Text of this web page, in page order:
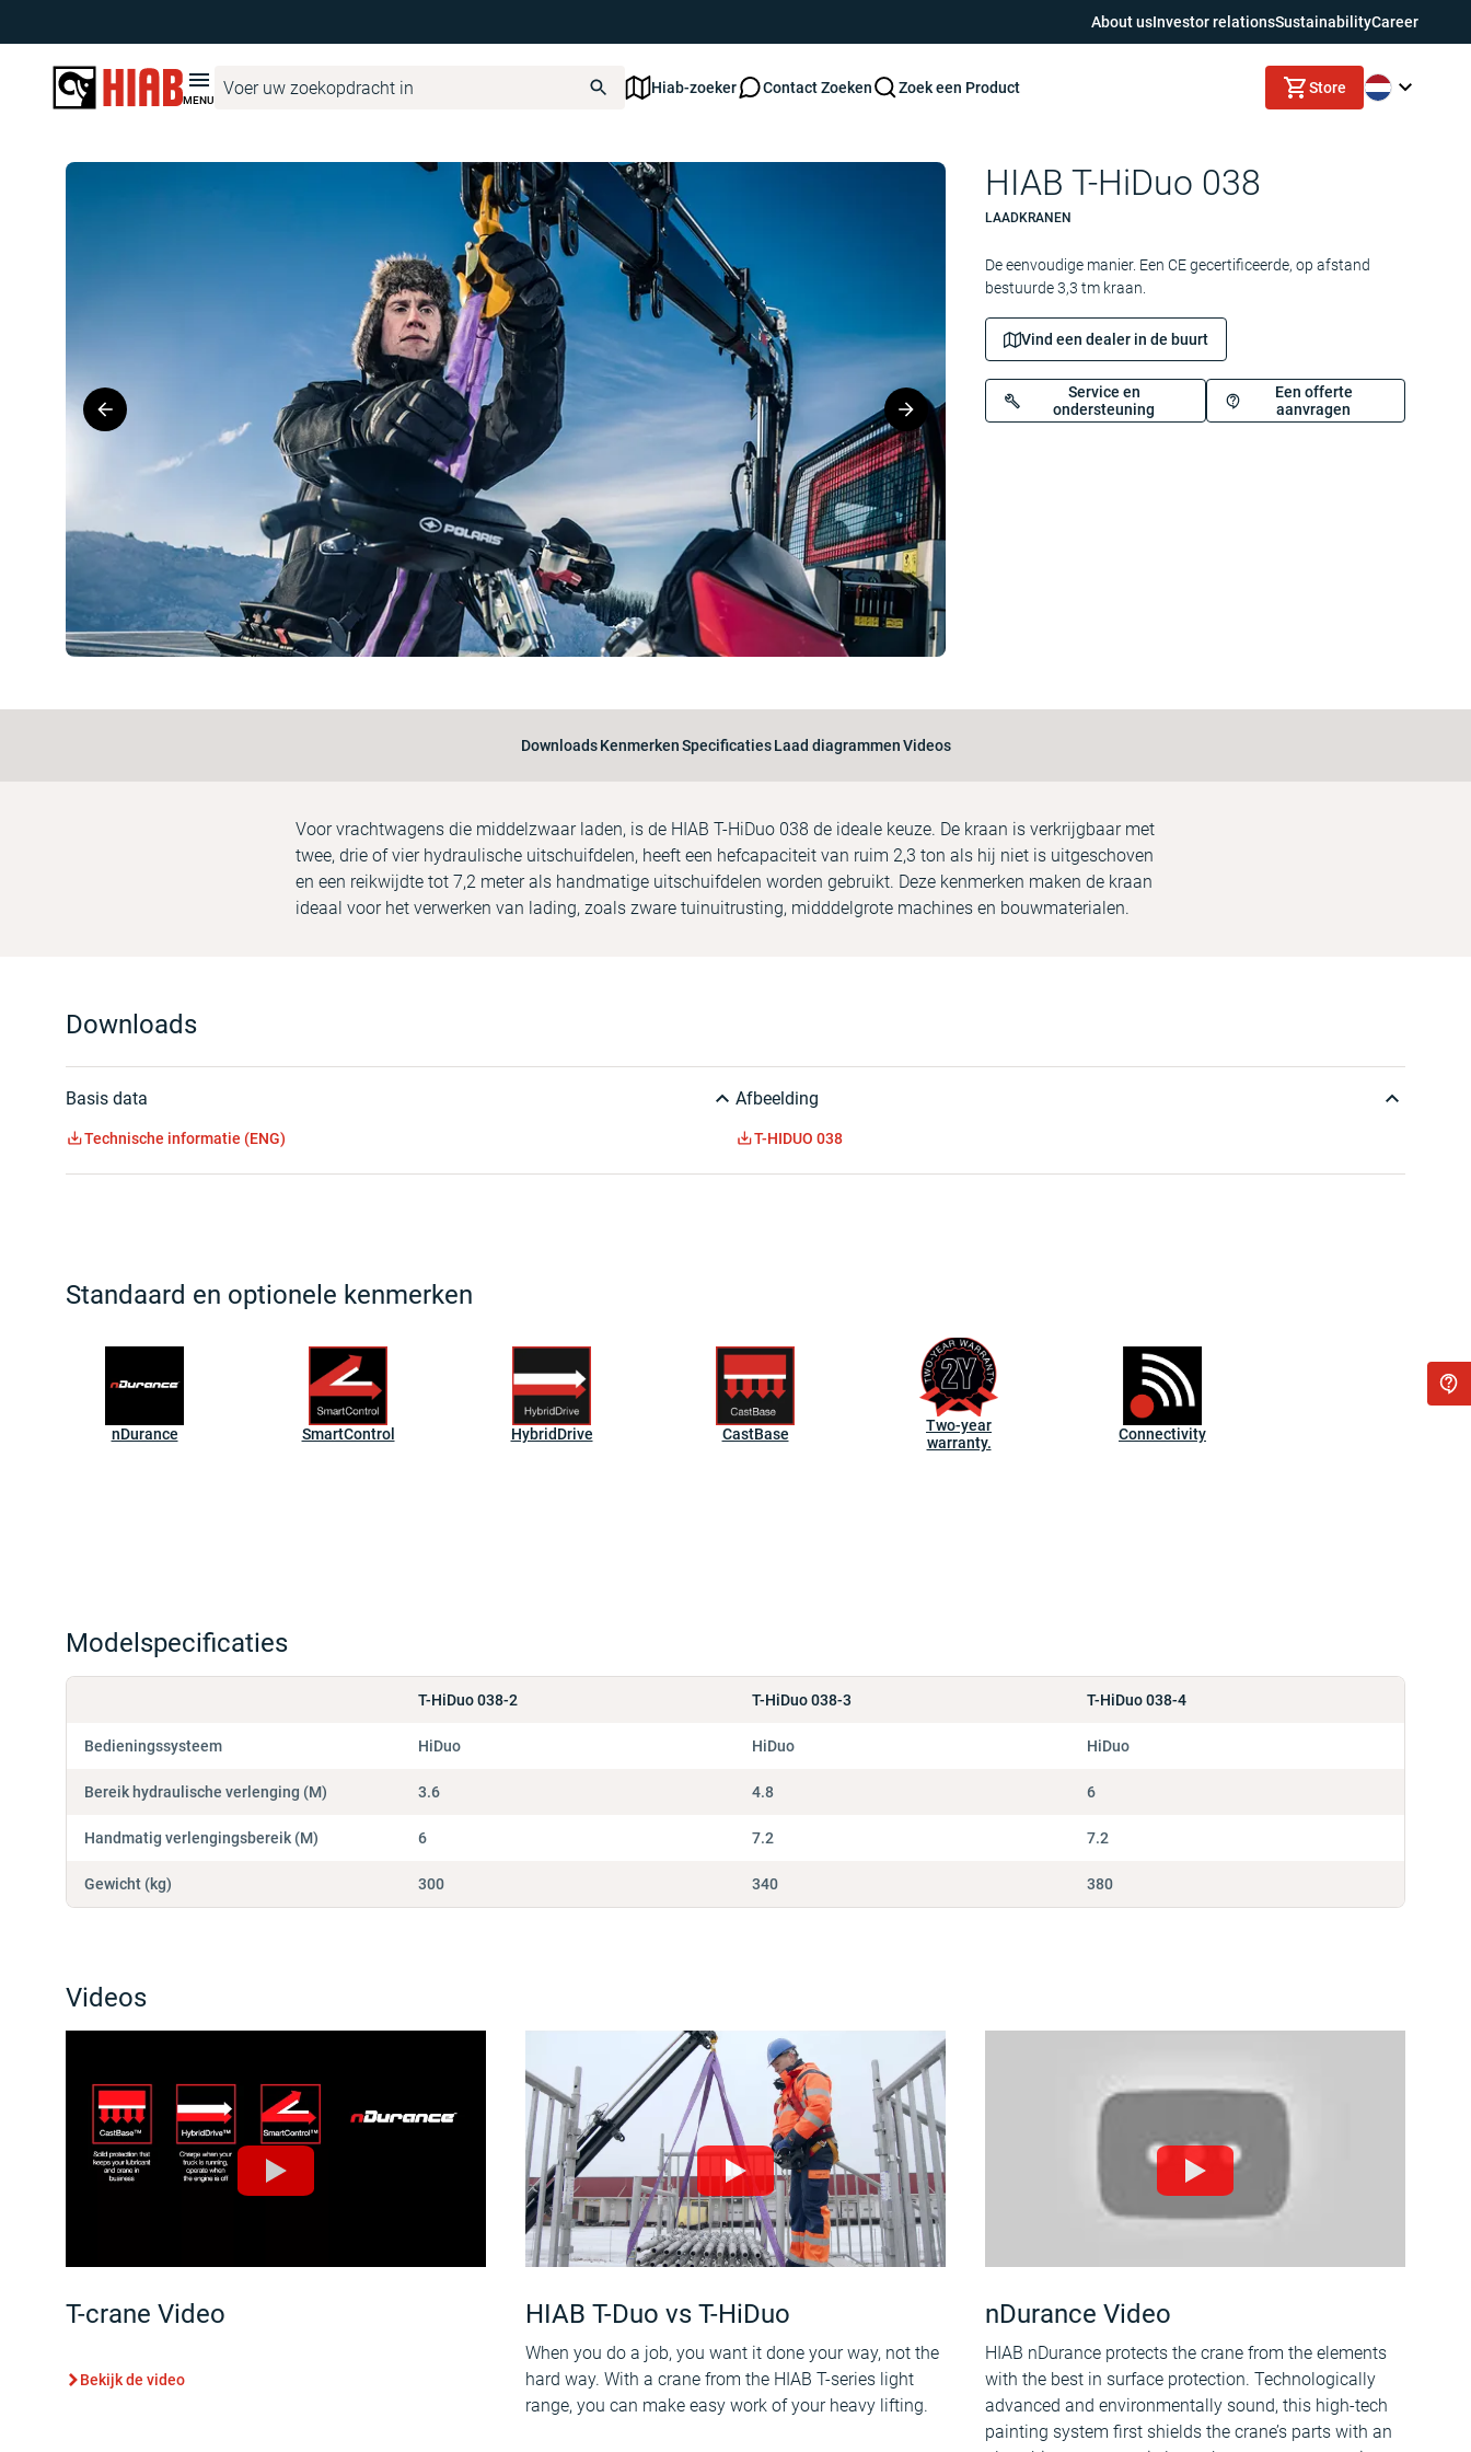
About usInvestor relationsSustainabilityCareer
MENU
Hiab-zoeker Contact Zoeken Zoek een Product Store
Hiab Netherlands Productzoeker HIAB HIAB T-HiDuo 038
HIAB T-HiDuo 038
LAADKRANEN
De eenvoudige manier. Een CE gecertificeerde, op afstand
bestuurde 3,3 tm kraan.
Vind een dealer in de buurt
Service en
ondersteuning
Een offerte
aanvragen
Downloads KenmerkenSpecificaties Laad diagrammenVideos
Voor vrachtwagens die middelzwaar laden, is de HIAB T-HiDuo 038 de ideale keuze. De kraan is verkrijgbaar met
twee, drie of vier hydraulische uitschuifdelen, heeft een hefcapaciteit van ruim 2,3 ton als hij niet is uitgeschoven
en een reikwijdte tot 7,2 meter als handmatige uitschuifdelen worden gebruikt. Deze kenmerken maken de kraan
ideaal voor het verwerken van lading, zoals zware tuinuitrusting, midddelgrote machines en bouwmaterialen.
Downloads
Basis data
Technische informatie (ENG)
Afbeelding
T-HIDUO 038
Standaard en optionele kenmerken
nDurance SmartControl HybridDrive CastBase
Two-year
warranty.
Connectivity
Modelspecificaties
Bedieningssysteem
Bereik hydraulische verlenging (M)
Handmatig verlengingsbereik (M)
Gewicht (kg)
T-HiDuo 038-2 T-HiDuo 038-3 T-HiDuo 038-4
HiDuo HiDuo HiDuo
3.6 4.8 6
6 7.2 7.2
300 340 380
Videos
T-crane Video
Bekijk de video
HIAB T-Duo vs T-HiDuo
When you do a job, you want it done your way, not the
hard way. With a crane from the HIAB T-series light
range, you can make easy work of your heavy lifting.
nDurance Video
HIAB nDurance protects the crane from the elements
with the best in surface protection. Technologically
advanced and environmentally sound, this high-tech
painting system first shields the crane’s parts with an